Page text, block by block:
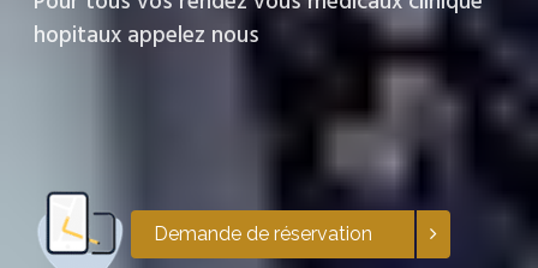
hopitaux appelez nous
Demande de réservation